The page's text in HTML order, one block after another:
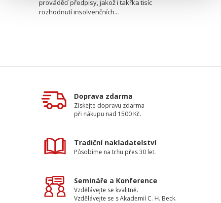
prováděcí předpisy, jakož i takřka tisíc
rozhodnutí insolvenčních...
Doprava zdarma
Získejte dopravu zdarma
při nákupu nad 1500 Kč.
Tradiční nakladatelství
Působíme na trhu přes 30 let.
Semináře a Konference
Vzdělávejte se kvalitně.
Vzdělávejte se s Akademií C. H. Beck.